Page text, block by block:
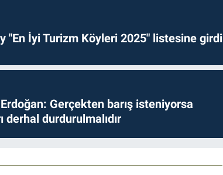
"En İyi Turizm Köyleri 2025" listesine girdi
Gerçekten barış isteniyorsa
derhal durdurulmalıdır